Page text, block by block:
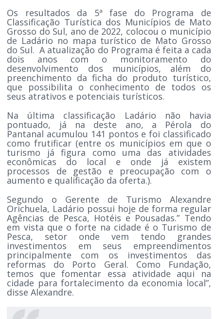
Os resultados da 5ª fase do Programa de
Classificação Turística dos Municípios de Mato
Grosso do Sul, ano de 2022, colocou o município
de Ladário no mapa turístico de Mato Grosso
do Sul. A atualização do Programa é feita a cada
dois anos com o monitoramento do
desenvolvimento dos municípios, além do
preenchimento da ficha do produto turístico,
que possibilita o conhecimento de todos os
seus atrativos e potenciais turísticos.
Na última classificação Ladário não havia
pontuado, já na deste ano, a Pérola do
Pantanal acumulou 141 pontos e foi classificado
como frutificar (entre os municípios em que o
turismo já figura como uma das atividades
econômicas do local e onde já existem
processos de gestão e preocupação com o
aumento e qualificação da oferta.).
Segundo o Gerente de Turismo Alexandre
Orichuela, Ladário possui hoje de forma regular
Agências de Pesca, Hotéis e Pousadas.” Tendo
em vista que o forte na cidade é o Turismo de
Pesca, setor onde vem tendo grandes
investimentos em seus empreendimentos
principalmente com os investimentos das
reformas do Porto Geral. Como Fundação,
temos que fomentar essa atividade aqui na
cidade para fortalecimento da economia local”,
disse Alexandre.